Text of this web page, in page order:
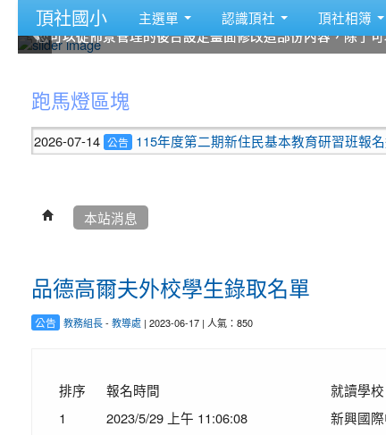
頂社國小 主選單 認識頂社 頂社相簿
您可以從佈景管理的後台設定畫面修改這部份內容，除了
您可以從佈景管理的後台設定畫面修改這部份內容，除了
您可以從佈景管理的後台設定畫面修改這部份內容，除了
您可以從佈景管理的後台設定畫面修改這部份內容，除了
您可以從佈景管理的後台設定畫面修改這部份內容，除了
您可以從佈景管理的後台設定畫面修改這部份內容，除了
跑馬燈區塊
2026-07-14 公告 115年度第二期新住民基本教育研習班報名通知
本站消息
品德高爾夫外校學生錄取名單
公告 教務組長- 教導處 | 2023-06-17 | 人氣：850
排序 報名時間 就讀學校
1
2023/5/29 上午 11:06:08 新興國